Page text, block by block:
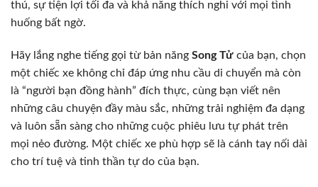
thú, sự tiện lợi tối đa và khả năng thích nghi với mọi tình
huống bất ngờ.
Hãy lắng nghe tiếng gọi từ bản năng Song Tử của bạn, chọn
một chiếc xe không chỉ đáp ứng nhu cầu di chuyển mà còn
là “người bạn đồng hành” đích thực, cùng bạn viết nên
những câu chuyện đầy màu sắc, những trải nghiệm đa dạng
và luôn sẵn sàng cho những cuộc phiêu lưu tự phát trên
mọi nẻo đường. Một chiếc xe phù hợp sẽ là cánh tay nối dài
cho trí tuệ và tinh thần tự do của bạn.